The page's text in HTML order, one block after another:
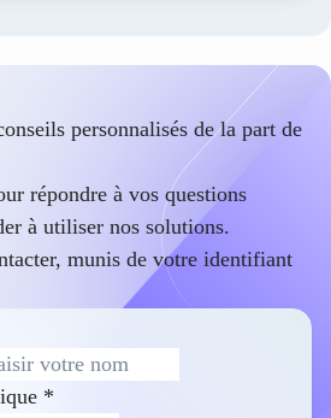
personnalisés de la part de
répondre à vos questions
à utiliser nos solutions.
munis de votre identifiant
*